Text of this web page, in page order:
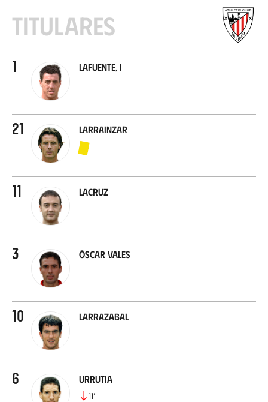
Titulares
1 Lafuente, I
21 Larrainzar
11 Lacruz
3 Óscar Vales
10 Larrazabal
6 Urrutia
11’